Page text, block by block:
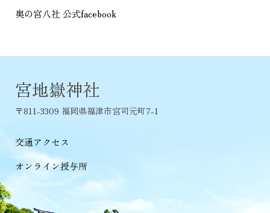
奥の宮八社 公式facebook
宮地嶽神社
〒811-3309 福岡県福津市宮司元町7-1
交通アクセス
オンライン授与所